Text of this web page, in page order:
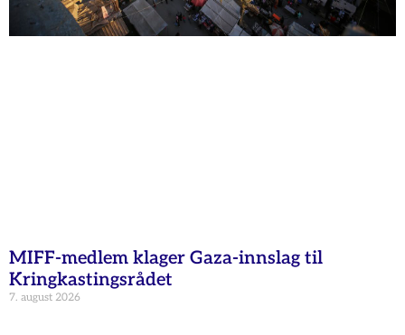
MIFF-medlem klager Gaza-innslag til
Kringkastingsrådet
7. august 2026